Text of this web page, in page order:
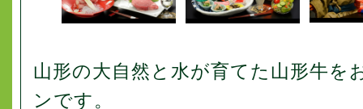
山形の大自然と水が育てた山形牛を
ンです。